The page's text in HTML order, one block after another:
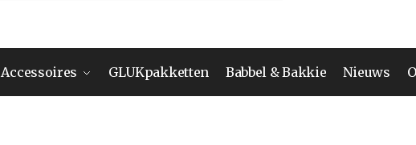
Accessoires GLUKpakketten Babbel & Bakkie Nieuws